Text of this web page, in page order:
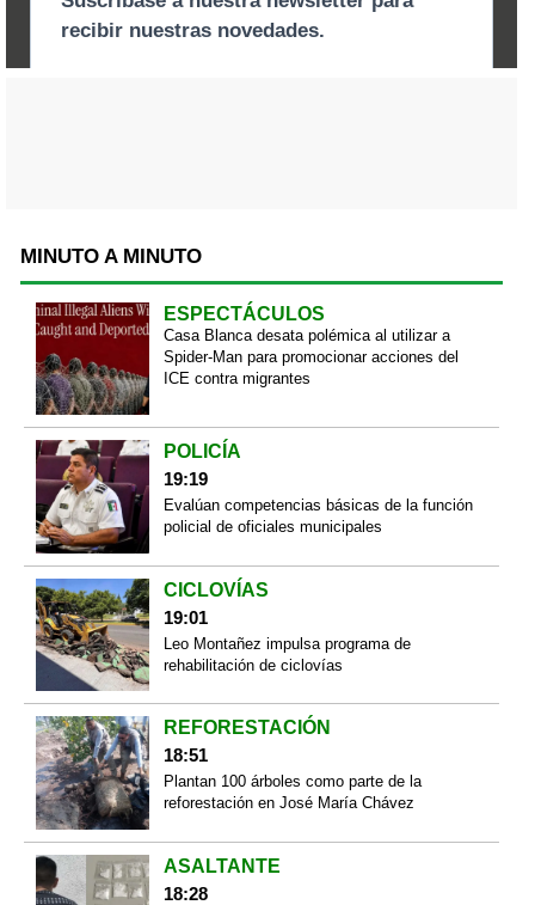
MINUTO A MINUTO
ESPECTÁCULOS
Casa Blanca desata polémica al utilizar a
Spider-Man para promocionar acciones del
ICE contra migrantes
POLICÍA
19:19
Evalúan competencias básicas de la función
policial de oficiales municipales
CICLOVÍAS
19:01
Leo Montañez impulsa programa de
rehabilitación de ciclovías
REFORESTACIÓN
18:51
Plantan 100 árboles como parte de la
reforestación en José María Chávez
ASALTANTE
18:28